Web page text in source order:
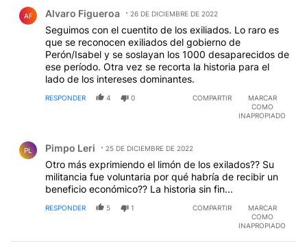
AF Alvaro Figueroa 26 DE DICIEMBRE DE 2022
Seguimos con el cuentito de los exiliados. Lo raro es
que se reconocen exiliados del gobierno de
Perón/Isabel y se soslayan los 1000 desaparecidos de
ese período. Otra vez se recorta la historia para el
lado de los intereses dominantes.
RESPONDER 4 0 COMPARTIR
MARCAR
COMO
INAPROPIADO
PL Pimpo Leri 25 DE DICIEMBRE DE 2022
Otro más exprimiendo el limón de los exilados?? Su
militancia fue voluntaria por qué habría de recibir un
beneficio económico?? La historia sin fin...
RESPONDER 5 1 COMPARTIR
MARCAR
COMO
INAPROPIADO